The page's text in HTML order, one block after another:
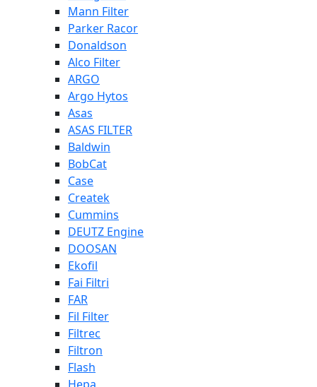
Mann Filter
Parker Racor
Donaldson
Alco Filter
ARGO
Argo Hytos
Asas
ASAS FILTER
Baldwin
BobCat
Case
Createk
Cummins
DEUTZ Engine
DOOSAN
Ekofil
Fai Filtri
FAR
Fil Filter
Filtrec
Filtron
Flash